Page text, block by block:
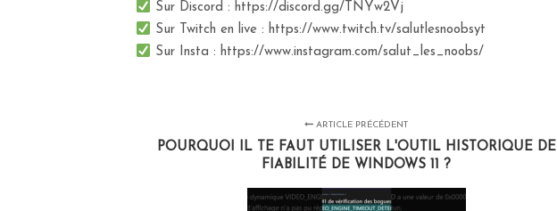
Sur Discord : https://discord.gg/TNYw2Vj
Sur Twitch en live : https://www.twitch.tv/salutlesnoobsyt
Sur Insta : https://www.instagram.com/salut_les_noobs/
ARTICLE PRÉCÉDENT
POURQUOI IL TE FAUT UTILISER L'OUTIL HISTORIQUE DE
FIABILITÉ DE WINDOWS 11 ?